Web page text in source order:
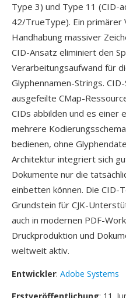
Type 3) und Type 11 (CID-
42/TrueType). Ein
Handhabung massiver
CID-Ansatz eliminiert den
Verarbeitungsaufwand für
Glyphennamen-Strings.
ausgefeilte CMap-
CIDs abbilden und es einer
mehrere
bedienen, ohne
Architektur integriert sich
Dokumente nur die
einbetten können. Die CID-
Grundstein für CJK-
auch in modernen PDF-
Druckproduktion und
weltweit aktiv.
Entwickler: Adobe Systems